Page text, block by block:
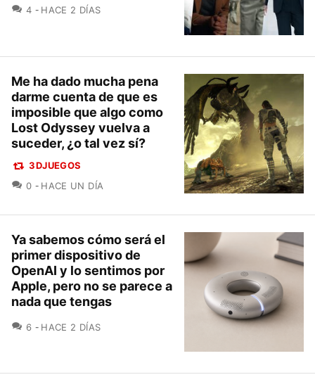
4 COMENTARIOS
HACE 2 DÍAS
Me ha dado mucha pena
darme cuenta de que es
imposible que algo como
Lost Odyssey vuelva a
suceder, ¿o tal vez sí?
3DJUEGOS
0 COMENTARIOS
HACE UN DÍA
Ya sabemos cómo será el
primer dispositivo de
OpenAI y lo sentimos por
Apple, pero no se parece a
nada que tengas
6 COMENTARIOS
HACE 2 DÍAS